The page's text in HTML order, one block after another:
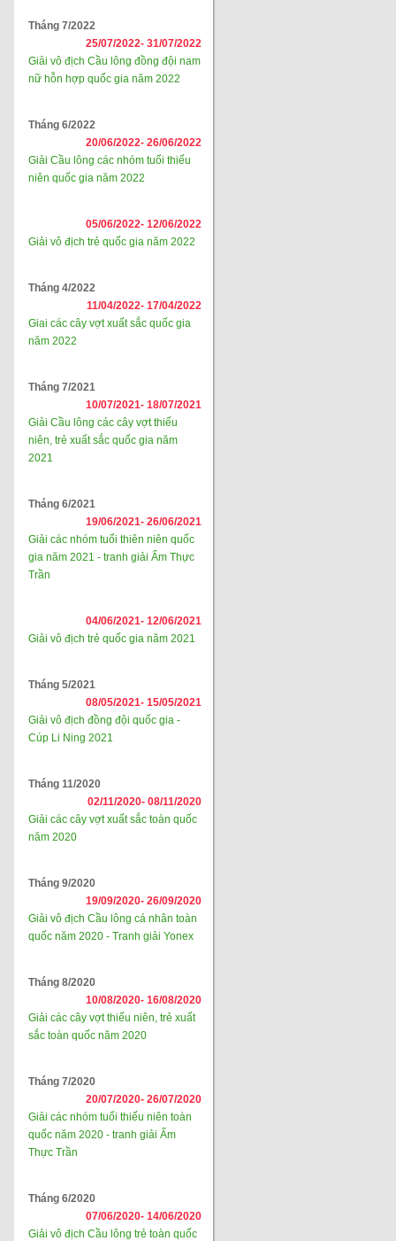
Tháng 7/2022
25/07/2022- 31/07/2022
Giải vô địch Cầu lông đồng đội nam
nữ hỗn hợp quốc gia năm 2022
Tháng 6/2022
20/06/2022- 26/06/2022
Giải Cầu lông các nhóm tuổi thiếu
niên quốc gia năm 2022
05/06/2022- 12/06/2022
Giải vô địch trẻ quốc gia năm 2022
Tháng 4/2022
11/04/2022- 17/04/2022
Giai các cây vợt xuất sắc quốc gia
năm 2022
Tháng 7/2021
10/07/2021- 18/07/2021
Giải Cầu lông các cây vợt thiếu
niên, trẻ xuất sắc quốc gia năm
2021
Tháng 6/2021
19/06/2021- 26/06/2021
Giải các nhóm tuổi thiên niên quốc
gia năm 2021 - tranh giải Ẩm Thực
Trần
04/06/2021- 12/06/2021
Giải vô địch trẻ quốc gia năm 2021
Tháng 5/2021
08/05/2021- 15/05/2021
Giải vô địch đồng đội quốc gia -
Cúp Li Ning 2021
Tháng 11/2020
02/11/2020- 08/11/2020
Giải các cây vợt xuất sắc toàn quốc
năm 2020
Tháng 9/2020
19/09/2020- 26/09/2020
Giải vô địch Cầu lông cá nhân toàn
quốc năm 2020 - Tranh giải Yonex
Tháng 8/2020
10/08/2020- 16/08/2020
Giải các cây vợt thiếu niên, trẻ xuất
sắc toàn quốc năm 2020
Tháng 7/2020
20/07/2020- 26/07/2020
Giải các nhóm tuổi thiếu niên toàn
quốc năm 2020 - tranh giải Ẩm
Thực Trần
Tháng 6/2020
07/06/2020- 14/06/2020
Giải vô địch Cầu lông trẻ toàn quốc